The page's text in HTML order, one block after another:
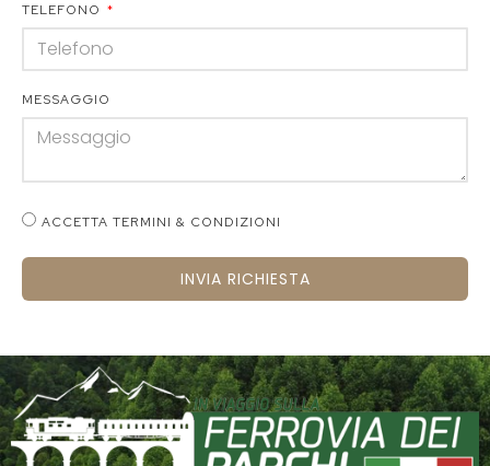
TELEFONO
MESSAGGIO
ACCETTA TERMINI & CONDIZIONI
INVIA RICHIESTA